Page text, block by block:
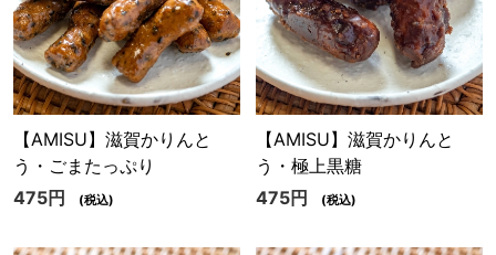
【AMISU】滋賀かりんと
う・ごまたっぷり
475円
(税込)
【AMISU】滋賀かりんと
う・極上黒糖
475円
(税込)